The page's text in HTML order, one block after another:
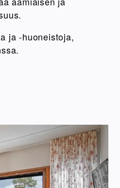
ja -huoneistoja,